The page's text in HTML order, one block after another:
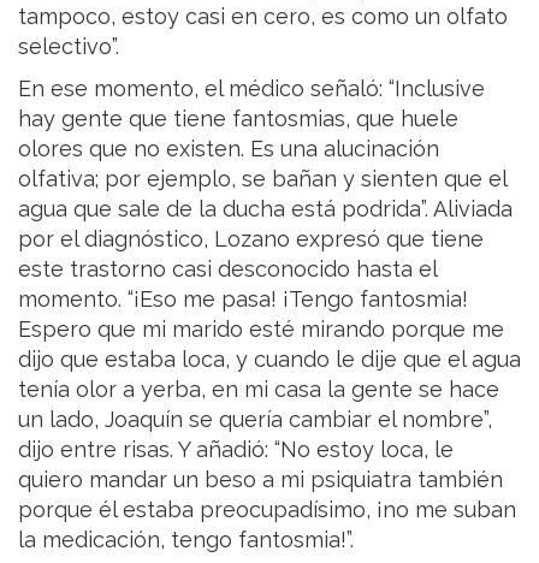
tampoco, estoy casi en cero, es como un olfato
selectivo”.
En ese momento, el médico señaló: “Inclusive
hay gente que tiene fantosmias, que huele
olores que no existen. Es una alucinación
olfativa; por ejemplo, se bañan y sienten que el
agua que sale de la ducha está podrida”. Aliviada
por el diagnóstico, Lozano expresó que tiene
este trastorno casi desconocido hasta el
momento. “¡Eso me pasa! ¡Tengo fantosmia!
Espero que mi marido esté mirando porque me
dijo que estaba loca, y cuando le dije que el agua
tenía olor a yerba, en mi casa la gente se hace
un lado, Joaquín se quería cambiar el nombre”,
dijo entre risas. Y añadió: “No estoy loca, le
quiero mandar un beso a mi psiquiatra también
porque él estaba preocupadísimo, ¡no me suban
la medicación, tengo fantosmia!”.